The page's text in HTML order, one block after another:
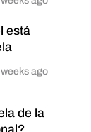
está
weeks ago
de la